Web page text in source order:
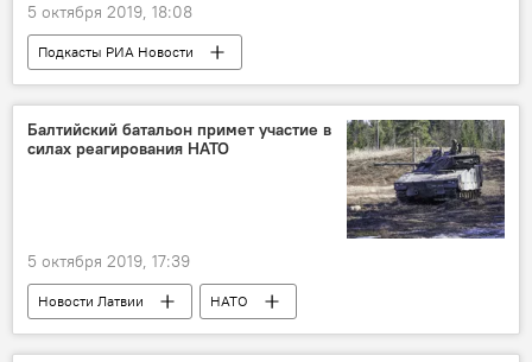
5 октября 2019, 18:08
Подкасты РИА Новости
Радио Sputnik Латвия
образование
Балтийский батальон примет участие в
силах реагирования НАТО
5 октября 2019, 17:39
Новости Латвии
НАТО
военные учения "Серебряная стрела"